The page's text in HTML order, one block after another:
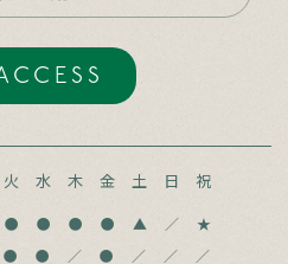
火 水 木 金 土 日
祝
● ● ● ● ▲ ／ ★
● ● ／ ● ／ ／ ／